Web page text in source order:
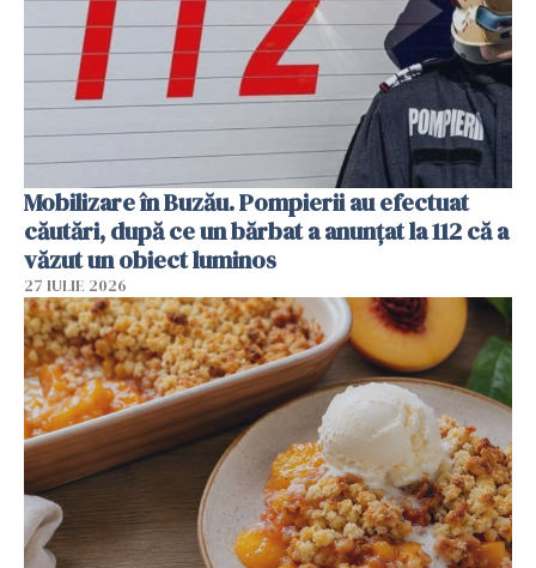
Mobilizare în Buzău. Pompierii au efectuat
căutări, după ce un bărbat a anunțat la 112 că a
văzut un obiect luminos
27 IULIE 2026